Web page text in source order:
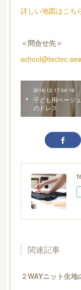
詳しい地図はこち
＜問合せ先＞
school@tectec-
2018.12.17 04:19
子ども用ベージ
のドレス
関連記事